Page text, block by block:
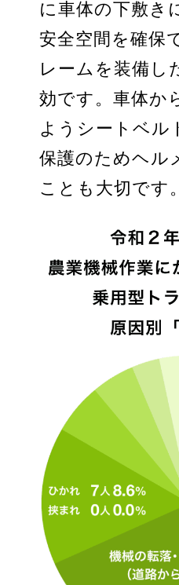
に車体の下敷き
安全空間を確保
レームを装備し
効です。車体か
ようシートベル
保護のためヘル
ことも大切です。